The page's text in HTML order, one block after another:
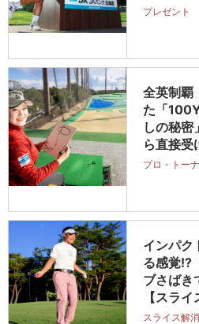
プレゼント
全英制覇
た「
しの秘密
ら直接受
プロ・トー
インパク
る感覚!?
ブさばき
【スラ
スライス解消